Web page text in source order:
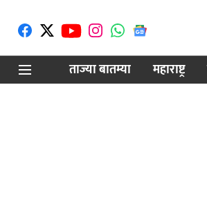
ताज्या बातम्या
महाराष्ट्र